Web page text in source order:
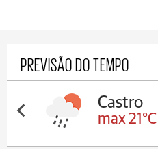
PREVISÃO DO TEMPO
Castro
max 21°C